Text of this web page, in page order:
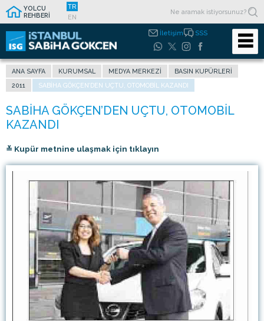
YOLCU
REHBERİ
TR
EN
İletişim SSS
ANA SAYFA KURUMSAL MEDYA MERKEZI
BASIN KUPÜRLERI
2011
SABIHA GÖKÇEN’DEN UÇTU, OTOMOBIL KAZANDI
≚ Kupür metnine ulaşmak için tıklayın